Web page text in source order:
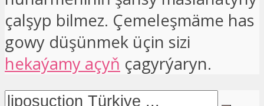
çalşyp bilmez. Çemeleşmäme has
gowy düşünmek üçin sizi
hekaýamy açyň çagyrýaryn.